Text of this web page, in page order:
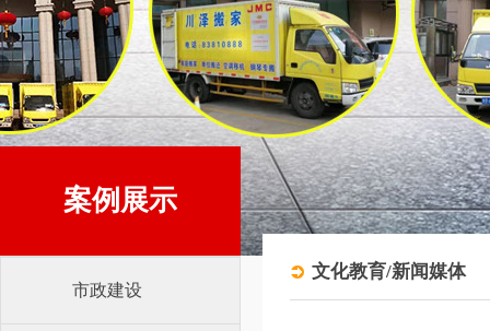
案例展示
市政建设
文化教育/新闻媒体